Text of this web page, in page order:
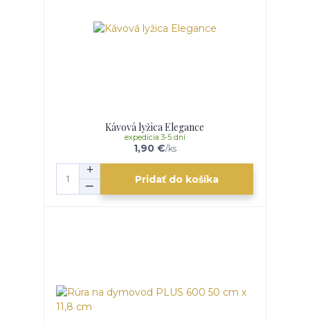
Kávová lyžica Elegance
1,90 €/ks
expedícia 3-5 dní
Pridať do košíka